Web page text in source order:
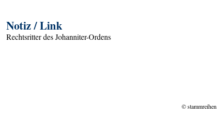
Notiz / Link
Rechtsritter des Johanniter-Ordens
©